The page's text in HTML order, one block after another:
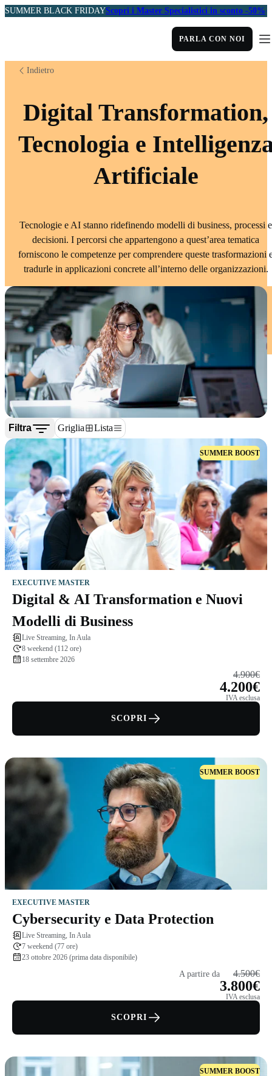
SUMMER BLACK FRIDAYScopri i Master Specialistici in sconto -50%
PARLA CON NOI
Indietro
Digital Transformation,
Tecnologia e
Artificiale
Tecnologie e AI stanno ridefinendo modelli di business, processi e
decisioni. I percorsi che appartengono a quest’area tematica
forniscono le competenze per comprendere queste trasformazioni
tradurle in applicazioni concrete all’interno delle organizzazioni.
Filtra Griglia Lista
SUMMER BOOST
EXECUTIVE MASTER
Digital & AI Transformation e Nuovi
Modelli di Business
Live Streaming, In Aula
8 weekend (112 ore)
18 settembre 2026
4.900€
4.200€
IVA esclusa
SCOPRI
SUMMER BOOST
EXECUTIVE MASTER
Cybersecurity e Data Protection
Live Streaming, In Aula
7 weekend (77 ore)
23 ottobre 2026 (prima data disponibile)
A partire da 4.500€
3.800€
IVA esclusa
SCOPRI
SUMMER BOOST